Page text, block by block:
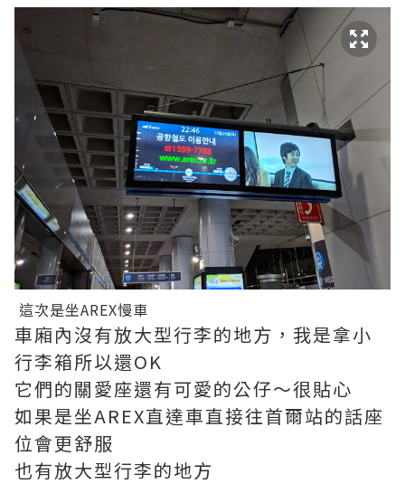
這次是坐AREX慢車
車廂內沒有放大型行李的地方，我是拿小
行李箱所以還OK
它們的關愛座還有可愛的公仔～很貼心
如果是坐AREX直達車直接往首爾站的話座
位會更舒服
也有放大型行李的地方